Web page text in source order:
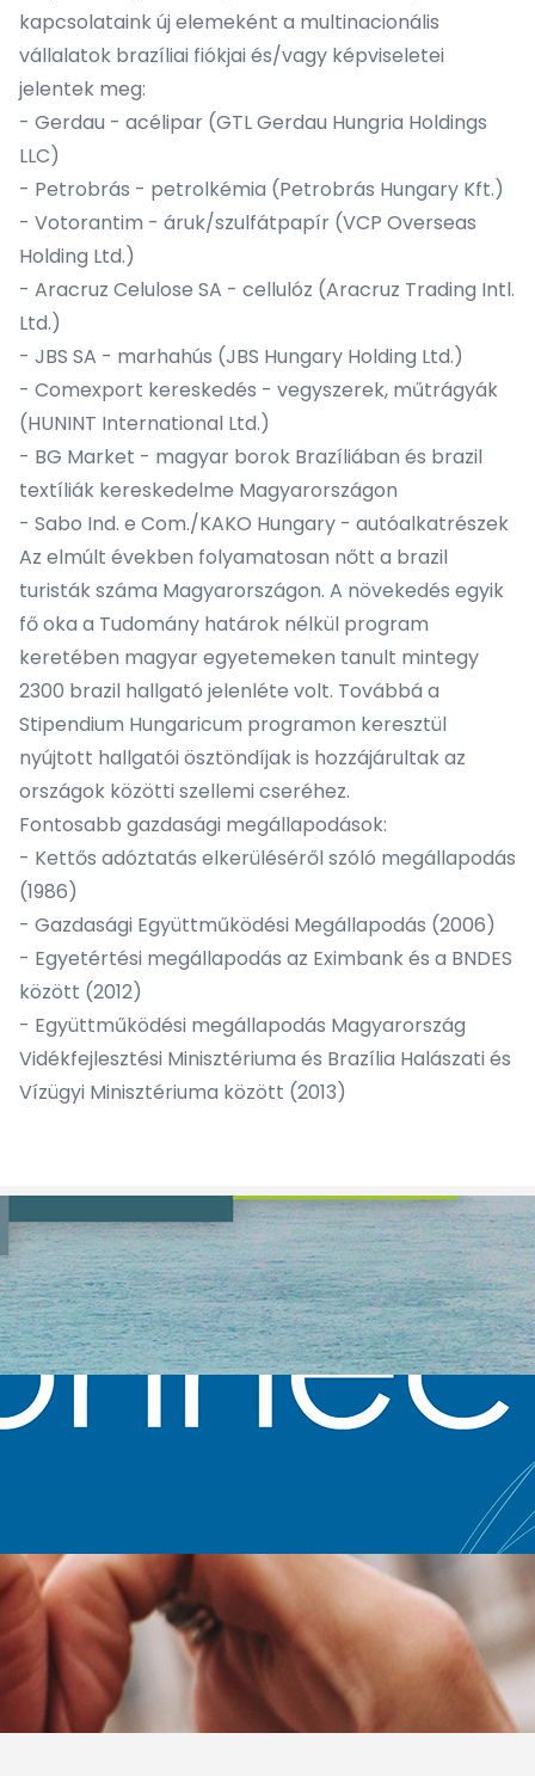
kapcsolataink új elemeként a multinacionális
vállalatok brazíliai fiókjai és/vagy képviseletei
jelentek meg:
- Gerdau - acélipar (GTL Gerdau Hungria Holdings
LLC)
- Petrobrás - petrolkémia (Petrobrás Hungary Kft.)
- Votorantim - áruk/szulfátpapír (VCP Overseas
Holding Ltd.)
- Aracruz Celulose SA - cellulóz (Aracruz Trading Intl.
Ltd.)
- JBS SA - marhahús (JBS Hungary Holding Ltd.)
- Comexport kereskedés - vegyszerek, műtrágyák
(HUNINT International Ltd.)
- BG Market - magyar borok Brazíliában és brazil
textíliák kereskedelme Magyarországon
- Sabo Ind. e Com./KAKO Hungary - autóalkatrészek
Az elmúlt években folyamatosan nőtt a brazil
turisták száma Magyarországon. A növekedés egyik
fő oka a Tudomány határok nélkül program
keretében magyar egyetemeken tanult mintegy
2300 brazil hallgató jelenléte volt. Továbbá a
Stipendium Hungaricum programon keresztül
nyújtott hallgatói ösztöndíjak is hozzájárultak az
országok közötti szellemi cseréhez.
Fontosabb gazdasági megállapodások:
- Kettős adóztatás elkerüléséről szóló megállapodás
(1986)
- Gazdasági Együttműködési Megállapodás (2006)
- Egyetértési megállapodás az Eximbank és a BNDES
között (2012)
- Együttműködési megállapodás Magyarország
Vidékfejlesztési Minisztériuma és Brazília Halászati ​​és
Vízügyi Minisztériuma között (2013)